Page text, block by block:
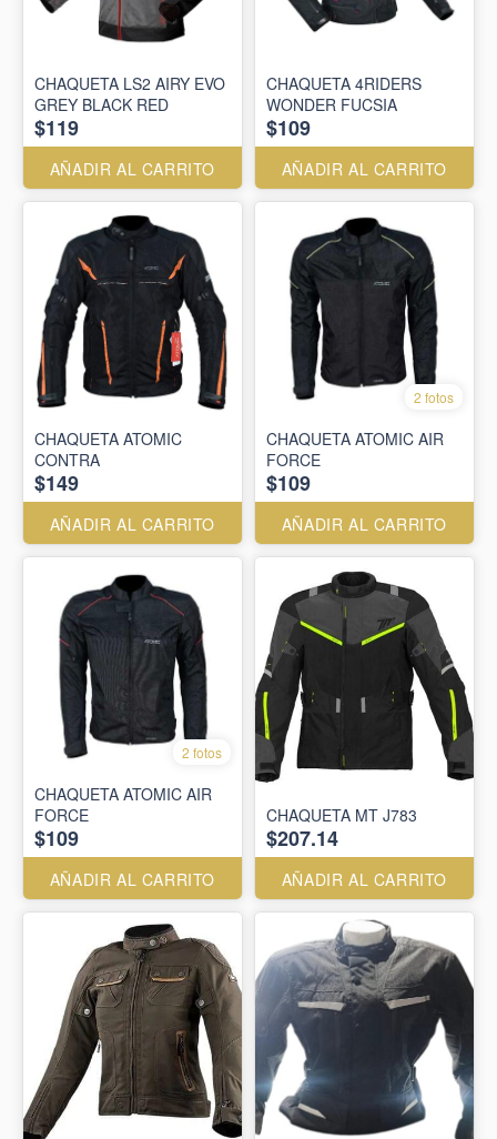
CHAQUETA LS2 AIRY EVO
GREY BLACK RED
$119
AÑADIR AL CARRITO
CHAQUETA 4RIDERS
WONDER FUCSIA
$109
AÑADIR AL CARRITO
CHAQUETA ATOMIC
CONTRA
$149
AÑADIR AL CARRITO
2 fotos
CHAQUETA ATOMIC AIR
FORCE
$109
AÑADIR AL CARRITO
2 fotos
CHAQUETA ATOMIC AIR
FORCE
$109
AÑADIR AL CARRITO
CHAQUETA MT J783
$207.14
AÑADIR AL CARRITO